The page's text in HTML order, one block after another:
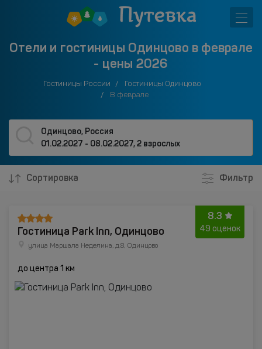
Отели и гостиницы Одинцово в феврале
- цены 2026
Гостиницы России
Гостиницы Одинцово
В феврале
Одинцово, Россия
01.02.2027 - 08.02.2027,2 взрослых
Сортировка Фильтр
8.3
49 оценок
Гостиница Park Inn, Одинцово
улица Маршала Неделина, д.8, Одинцово
до центра 1 км